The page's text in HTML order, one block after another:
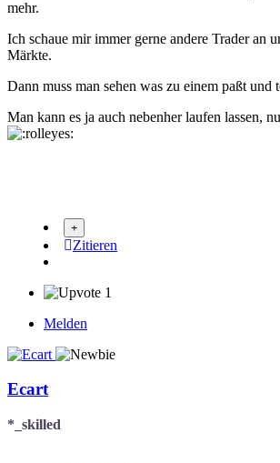
mehr.
Ich schaue mir immer gerne andere Trader an
Märkte.
Dann muss man sehen was zu einem paßt und
Man kann es ja auch nebenher laufen lassen,
Zitieren
1
Melden
Ecart
*_skilled